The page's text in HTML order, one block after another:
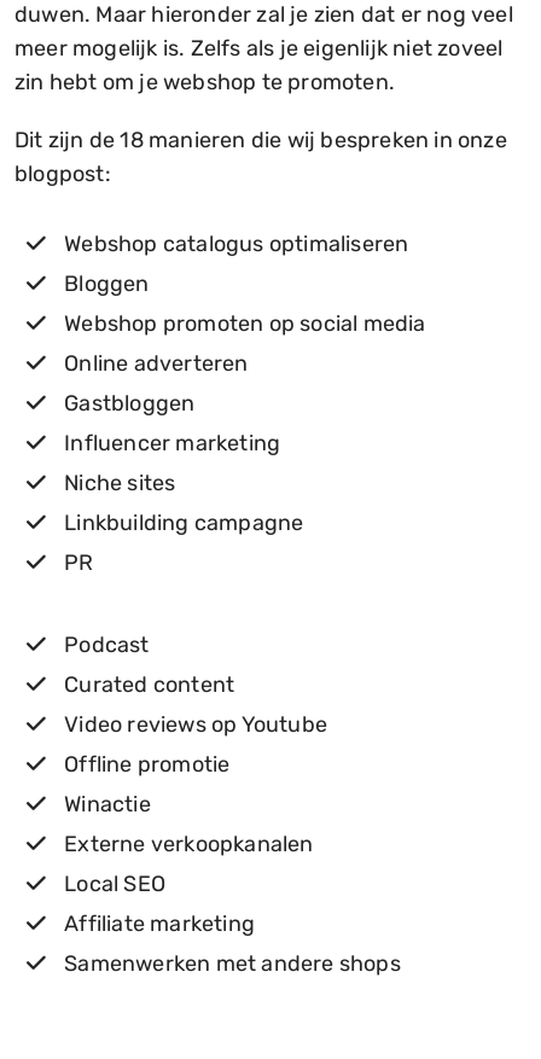
duwen. Maar hieronder zal je zien dat er nog veel
meer mogelijk is. Zelfs als je eigenlijk niet zoveel
zin hebt om je webshop te promoten.
Dit zijn de 18 manieren die wij bespreken in onze
blogpost:
Webshop catalogus optimaliseren
Bloggen
Webshop promoten op social media
Online adverteren
Gastbloggen
Influencer marketing
Niche sites
Linkbuilding campagne
PR
Podcast
Curated content
Video reviews op Youtube
Offline promotie
Winactie
Externe verkoopkanalen
Local SEO
Affiliate marketing
Samenwerken met andere shops